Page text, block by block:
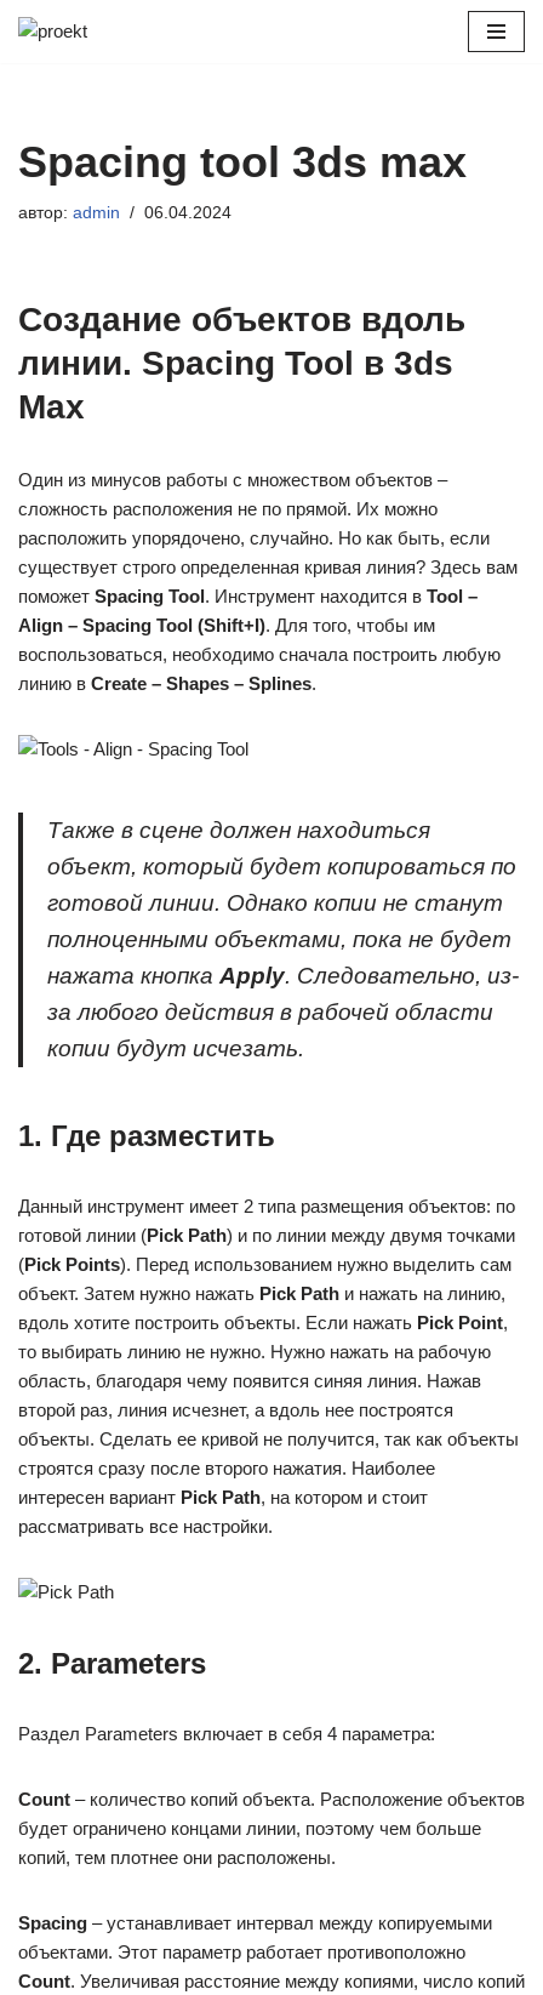
Spacing tool 3ds max
автор: admin 06.04.2024
Создание объектов вдоль
линии. Spacing Tool в 3ds
Max
Один из минусов работы с множеством объектов –
сложность расположения не по прямой. Их можно
расположить упорядочено, случайно. Но как быть, если
существует строго определенная кривая линия? Здесь вам
поможет Spacing Tool. Инструмент находится в Tool –
Align – Spacing Tool (Shift+I). Для того, чтобы им
воспользоваться, необходимо сначала построить любую
линию в Create – Shapes – Splines.
Также в сцене должен находиться
объект, который будет копироваться по
готовой линии. Однако копии не станут
полноценными объектами, пока не будет
нажата кнопка Apply. Следовательно, из-
за любого действия в рабочей области
копии будут исчезать.
1. Где разместить
Данный инструмент имеет 2 типа размещения объектов: по
готовой линии (Pick Path) и по линии между двумя точками
(Pick Points). Перед использованием нужно выделить сам
объект. Затем нужно нажать Pick Path и нажать на линию,
вдоль хотите построить объекты. Если нажать Pick Point,
то выбирать линию не нужно. Нужно нажать на рабочую
область, благодаря чему появится синяя линия. Нажав
второй раз, линия исчезнет, а вдоль нее построятся
объекты. Сделать ее кривой не получится, так как объекты
строятся сразу после второго нажатия. Наиболее
интересен вариант Pick Path, на котором и стоит
рассматривать все настройки.
2. Parameters
Раздел Parameters включает в себя 4 параметра:
Count – количество копий объекта. Расположение объектов
будет ограничено концами линии, поэтому чем больше
копий, тем плотнее они расположены.
Spacing – устанавливает интервал между копируемыми
объектами. Этот параметр работает противоположно
Count. Увеличивая расстояние между копиями, число копий